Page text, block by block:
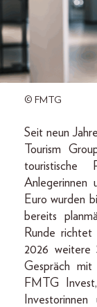
© FMTG
Seit neun
Tourism
touristische
Anlegerinnen
Euro wurden
bereits
Runde
2026 weitere
Gespräch
FMTG